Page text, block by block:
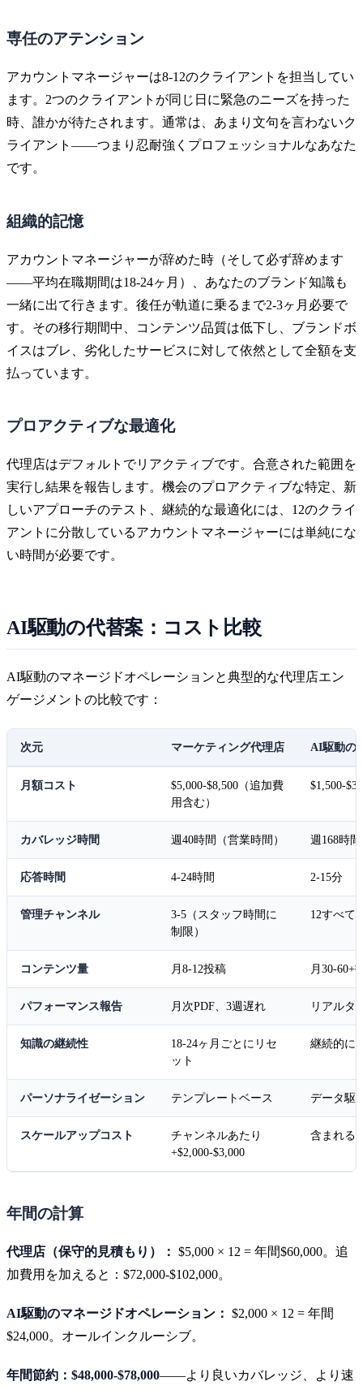
専任のアテンション
アカウントマネージャーは8-12のクライアントを担当してい
ます。2つのクライアントが同じ日に緊急のニーズを持った
時、誰かが待たされます。通常は、あまり文句を言わないク
ライアント——つまり忍耐強くプロフェッショナルなあなた
です。
組織的記憶
アカウントマネージャーが辞めた時（そして必ず辞めます
——平均在職期間は18-24ヶ月）、あなたのブランド知識も
一緒に出て行きます。後任が軌道に乗るまで2-3ヶ月必要で
す。その移行期間中、コンテンツ品質は低下し、ブランドボ
イスはブレ、劣化したサービスに対して依然として全額を支
払っています。
プロアクティブな最適化
代理店はデフォルトでリアクティブです。合意された範囲を
実行し結果を報告します。機会のプロアクティブな特定、新
しいアプローチのテスト、継続的な最適化には、12のクライ
アントに分散しているアカウントマネージャーには単純にな
い時間が必要です。
AI駆動の代替案：コスト比較
AI駆動のマネージドオペレーションと典型的な代理店エン
ゲージメントの比較です：
次元 マーケティング代理店 AI駆動の
月額コスト
$5,000-$8,500（追加費
用含む）
$1,500-
カバレッジ時間 週40時間（営業時間） 週168時
応答時間 4-24時間 2-15分
管理チャンネル
3-5（スタッフ時間に
制限）
12すべて
コンテンツ量 月8-12投稿 月30-60+
パフォーマンス報告 月次PDF、3週遅れ リアルタ
知識の継続性
18-24ヶ月ごとにリセ
ット
継続的に
パーソナライゼーション テンプレートベース データ駆
スケールアップコスト
チャンネルあたり
+$2,000-$3,000
含まれる
年間の計算
代理店（保守的見積もり）： $5,000 × 12 = 年間$60,000。追
加費用を加えると：$72,000-$102,000。
AI駆動のマネージドオペレーション： $2,000 × 12 = 年間
$24,000。オールインクルーシブ。
年間節約：$48,000-$78,000——より良いカバレッジ、より速